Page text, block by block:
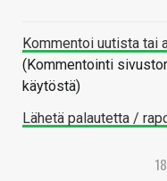
Kommentoi uutista tai
(Kommentointi
käytöstä)
Lähetä palautetta /